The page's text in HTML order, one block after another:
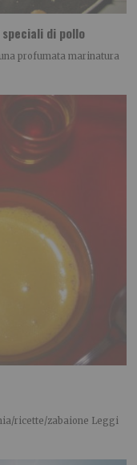
di pollo
profumata marinatura
ricette/zabaione Leggi